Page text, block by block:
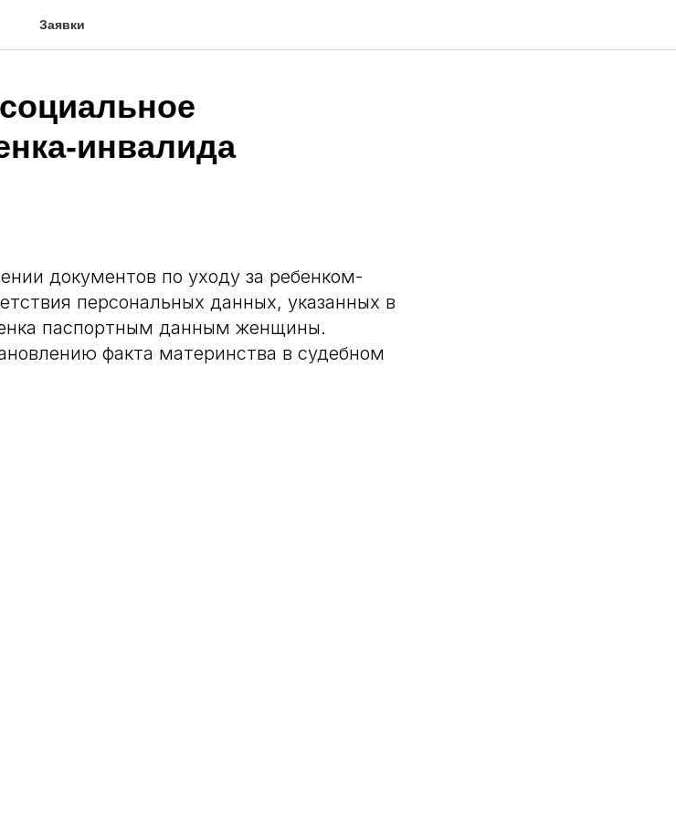
Заявки
инвалида
документов по уходу за ребенком-
персональных данных, указанных в
паспортным данным женщины.
факта материнства в судебном